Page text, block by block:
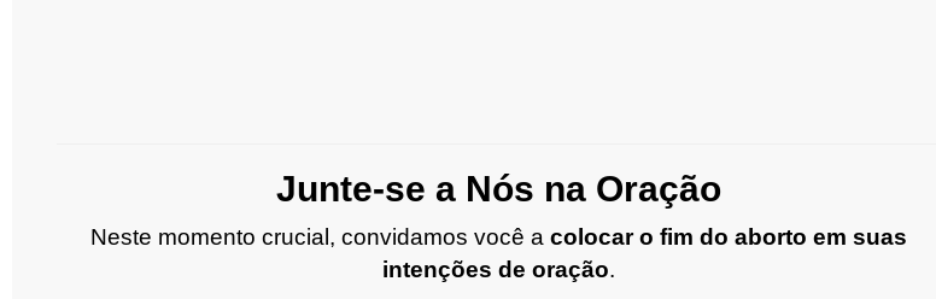
Junte-se a Nós na Oração
Neste momento crucial, convidamos você a colocar o fim do aborto em suas
intenções de oração.